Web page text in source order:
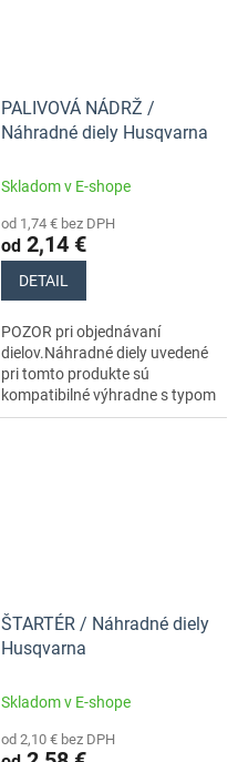
PALIVOVÁ NÁDRŽ /
Náhradné diely Husqvarna
Skladom v E-shope
od 1,74 € bez DPH
od 2,14 €
DETAIL
POZOR pri objednávaní
dielov.Náhradné diely uvedené
pri tomto produkte sú
kompatibilné výhradne s typom
stroja s číslom 966532401
ŠTARTÉR / Náhradné diely
Husqvarna
Skladom v E-shope
od 2,10 € bez DPH